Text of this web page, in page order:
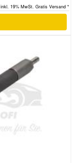
inkl. 19% MwSt. Gratis Versand *